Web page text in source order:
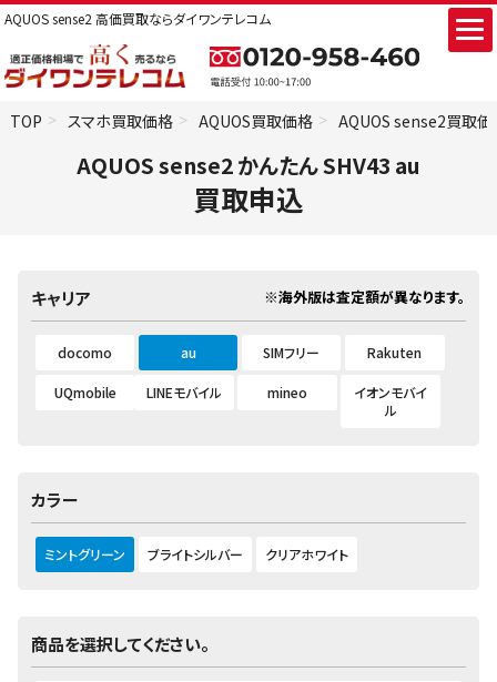
AQUOS sense2 高価買取ならダイワンテレコム
TOP スマホ買取価格 AQUOS買取価格 AQUOS sense2買取価
AQUOS sense2 かんたん SHV43 au
買取申込
キャリア ※海外版は査定額が異なります。
docomo au SIMフリー Rakuten
UQmobile LINEモバイル mineo
イオンモバイ
ル
カラー
ミントグリーン ブライトシルバー クリアホワイト
商品を選択してください。